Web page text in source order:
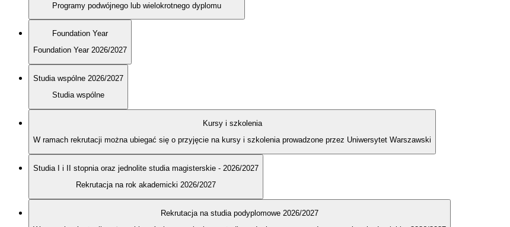
Programy podwójnego lub wielokrotnego dyplomu
Foundation Year
Foundation Year 2026/2027
Studia wspólne 2026/2027
Studia wspólne
Kursy i szkolenia
W ramach rekrutacji można ubiegać się o przyjęcie na kursy i szkolenia prowadzone przez Uniwersytet Warszawski
Studia I i II stopnia oraz jednolite studia magisterskie - 2026/2027
Rekrutacja na rok akademicki 2026/2027
Rekrutacja na studia podyplomowe 2026/2027